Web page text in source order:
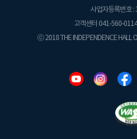
사업자등록번호
고객센터 041-560-
ⓒ 2018 THE INDEPENDENCE HALL